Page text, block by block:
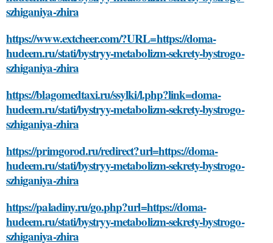
szhiganiya-zhira
https://www.extcheer.com/?URL=https://doma-
hudeem.ru/stati/bystryy-metabolizm-sekrety-bystrogo-
szhiganiya-zhira
https://blagomedtaxi.ru/ssylki/l.php?link=doma-
hudeem.ru/stati/bystryy-metabolizm-sekrety-bystrogo-
szhiganiya-zhira
https://primgorod.ru/redirect?url=https://doma-
hudeem.ru/stati/bystryy-metabolizm-sekrety-bystrogo-
szhiganiya-zhira
https://paladiny.ru/go.php?url=https://doma-
hudeem.ru/stati/bystryy-metabolizm-sekrety-bystrogo-
szhiganiya-zhira